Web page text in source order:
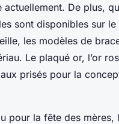
De plus,
sont disponibles sur le
les modèles de
Le plaqué or, l’or
prisés pour la
pour la fête des mères,